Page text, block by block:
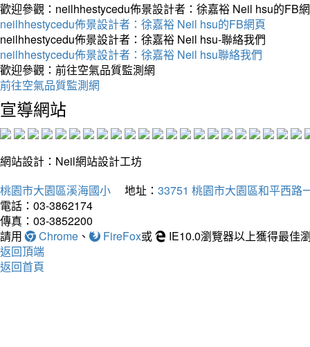
歡迎參觀：neilhhestycedu佈景設計者：徐嘉裕 Neil hsu的FB
neilhhestycedu佈景設計者：徐嘉裕 Neil hsu的FB網頁
neilhhestycedu佈景設計者：徐嘉裕 Neil hsu-聯絡我們
neilhhestycedu佈景設計者：徐嘉裕 Neil hsu聯絡我們
歡迎參觀：前往空氣品質監測網
前往空氣品質監測網
宣導網站
網站設計：Neil網站設計工坊
桃園市大園區溪海國小
地址： 33751 桃園市大園區和平西路
電話：03-3862174
傳真：03-3852200
請用
Chrome 、 FireFox或
IE10.0瀏覽器以上獲得最佳
返回頂端
返回首頁